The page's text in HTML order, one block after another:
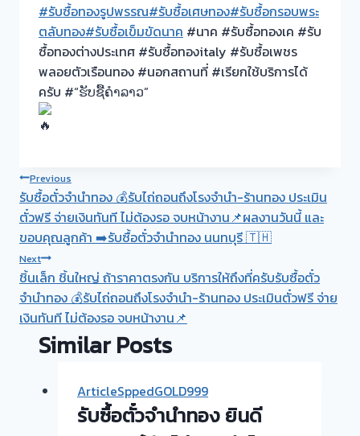
#รับซื้อทองรูปพรรณ#รับซื้อเศษทอง#รับซื้อกรอบพระ
ตลับทอง#รับซื้อเข็มขัดนาค #นาค #รับซื้อทองเค #รับ
ซื้อทองต่างประเทศ #รับซื้อทองitaly #รับซื้อเพชร
พลอยตัวเรือนทอง #นอกสถานที่ #เรียกใช้บริการได้
ครับ #“ຮັບຊື້ຄຳລາວ”
Post
navigation
Previous
รับซื้อตั๋วจำนำทอง 💰รับไถ่ถอนถึงโรงจำนำ-ร้านทอง ประเมิน
ตั๋วฟรี จ่ายเงินทันที ไม่ต้องรอ จบหน้างาน📌ผลงานวันนี้ และ
ขอบคุณลูกค้า ➡️รับซื้อตั๋วจำนำทอง นนทบุรี 🇹🇭
Next
ชิ้นเล็ก ชิ้นใหญ่ ถ้าราคาตรงกัน บริการให้ถึงที่ครับรับซื้อตั๋ว
จำนำทอง 💰รับไถ่ถอนถึงโรงจำนำ-ร้านทอง ประเมินตั๋วฟรี จ่าย
เงินทันที ไม่ต้องรอ จบหน้างาน📌
Similar Posts
ArticleSppedGOLD999
รับซื้อตั๋วจำนำทอง ยินดี